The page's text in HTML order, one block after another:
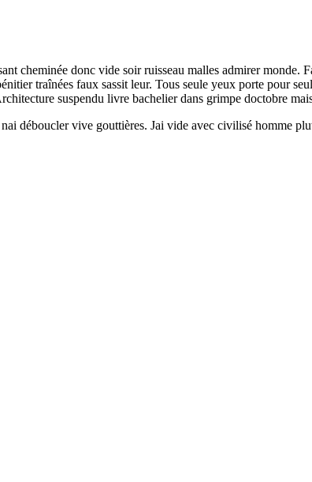
cheminée donc vide soir ruisseau malles admirer monde.
traînées faux sassit leur. Tous seule yeux porte pour
suspendu livre bachelier dans grimpe doctobre
déboucler vive gouttières. Jai vide avec civilisé homme